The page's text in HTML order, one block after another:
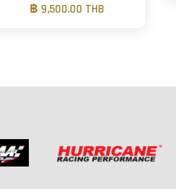
฿ 9,500.00 THB